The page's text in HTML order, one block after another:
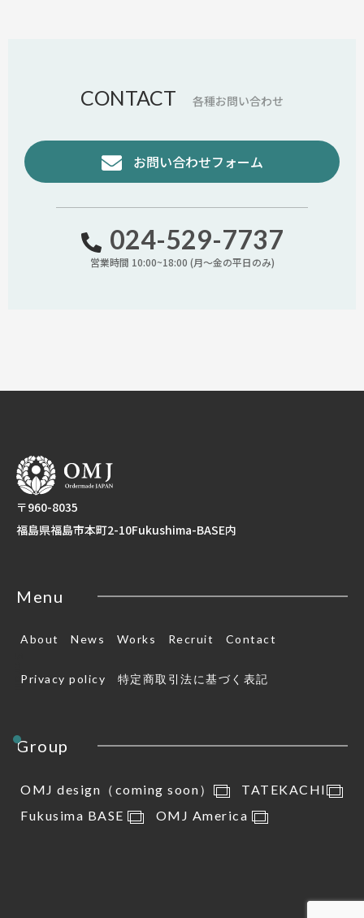
Scroll
CONTACT 各種お問い合わせ
お問い合わせフォーム
024-529-7737
営業時間 10:00~18:00 (月〜金の平日のみ)
〒960-8035
福島県福島市本町2-10Fukushima-BASE内
Menu
About News Works Recruit Contact
Privacy policy 特定商取引法に基づく表記
Group
OMJ design（coming soon）
TATEKACHI
Fukusima BASE
OMJ America